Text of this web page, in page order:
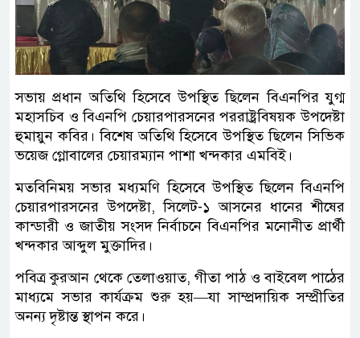
সভায় প্রধান অতিথি হিসেবে উপস্থিত ছিলেন বিএনপির যুগ্ম
মহাসচিব ও বিএনপি চেয়ারপারসনের পররাষ্ট্রবিষয়ক উপদেষ্টা
হুমায়ুন কবির। বিশেষ অতিথি হিসেবে উপস্থিত ছিলেন সিভিক
ভয়েজ গ্লোবালের চেয়ারম্যান পাশা খন্দকার এমবিই।
মতবিনিময় সভার মধ্যমণি হিসেবে উপস্থিত ছিলেন বিএনপি
চেয়ারপারসনের উপদেষ্টা, সিলেট-১ আসনের ধানের শীষের
কান্ডারী ও জাতীয় সংসদ নির্বাচনে বিএনপির মনোনীত প্রার্থী
খন্দকার আব্দুল মুক্তাদির।
পবিত্র কুরআন থেকে তেলাওয়াত, গীতা পাঠ ও বাইবেল পাঠের
মাধ্যমে সভার কার্যক্রম শুরু হয়—যা সাম্প্রদায়িক সম্প্রীতির
অনন্য দৃষ্টান্ত স্থাপন করে।